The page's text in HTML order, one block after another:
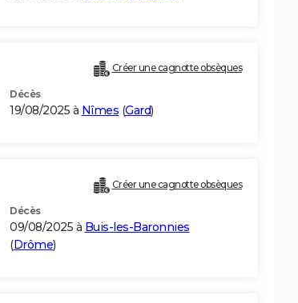
Créer une cagnotte obsèques
Décès
19/08/2025 à Nîmes (Gard)
Créer une cagnotte obsèques
Décès
09/08/2025 à Buis-les-Baronnies
(Drôme)